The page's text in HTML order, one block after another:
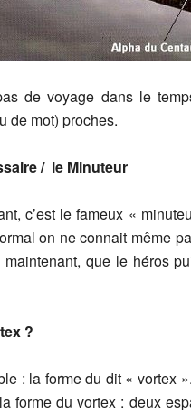
de voyage dans le
de mot) proches.
/ le Minuteur
c’est le fameux «
on ne connait même
que le héros
?
: la forme du dit « vortex
forme du vortex : deux